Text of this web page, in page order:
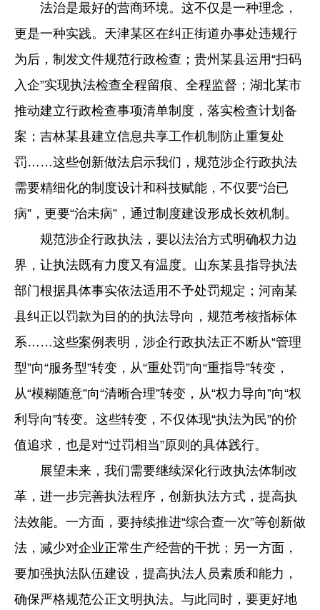
法治是最好的营商环境。这不仅是一种理念，
更是一种实践。天津某区在纠正街道办事处违规行
为后，制发文件规范行政检查；贵州某县运用“扫码
入企”实现执法检查全程留痕、全程监督；湖北某市
推动建立行政检查事项清单制度，落实检查计划备
案；吉林某县建立信息共享工作机制防止重复处
罚……这些创新做法启示我们，规范涉企行政执法
需要精细化的制度设计和科技赋能，不仅要“治已
病”，更要“治未病”，通过制度建设形成长效机制。
规范涉企行政执法，要以法治方式明确权力边
界，让执法既有力度又有温度。山东某县指导执法
部门根据具体事实依法适用不予处罚规定；河南某
县纠正以罚款为目的的执法导向，规范考核指标体
系……这些案例表明，涉企行政执法正不断从“管理
型”向“服务型”转变，从“重处罚”向“重指导”转变，
从“模糊随意”向“清晰合理”转变，从“权力导向”向“权
利导向”转变。这些转变，不仅体现“执法为民”的价
值追求，也是对“过罚相当”原则的具体践行。
展望未来，我们需要继续深化行政执法体制改
革，进一步完善执法程序，创新执法方式，提高执
法效能。一方面，要持续推进“综合查一次”等创新做
法，减少对企业正常生产经营的干扰；另一方面，
要加强执法队伍建设，提高执法人员素质和能力，
确保严格规范公正文明执法。与此同时，要更好地